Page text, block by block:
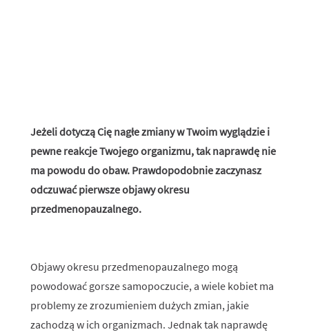
Jeżeli dotyczą Cię nagłe zmiany w Twoim wyglądzie i
pewne reakcje Twojego organizmu, tak naprawdę nie
ma powodu do obaw. Prawdopodobnie zaczynasz
odczuwać pierwsze objawy okresu
przedmenopauzalnego.
Objawy okresu przedmenopauzalnego mogą
powodować gorsze samopoczucie, a wiele kobiet ma
problemy ze zrozumieniem dużych zmian, jakie
zachodzą w ich organizmach. Jednak tak naprawdę